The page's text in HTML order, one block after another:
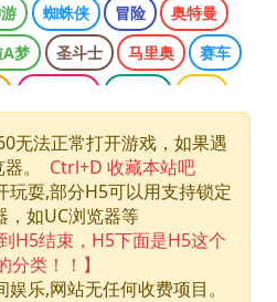
蜘蛛侠 冒险
奥特曼
A梦 圣斗士 马里奥
赛车
光明之魂 哈利波特
忍者神龟
码宝贝 最终幻想
洛克人
游戏王
无法正常打开游戏，如果遇
。
Ctrl+D 收藏本站吧
玩耍,部分H5可以用支持锁定
，如UC浏览器等
H5结束，H5下面是H5这个
分类！！】
乐,网站无任何收费项目。